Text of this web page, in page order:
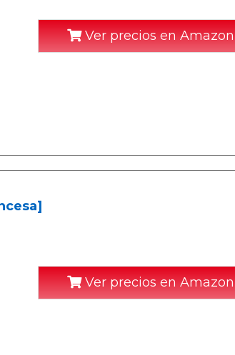
Ver precios en Amazon
Ver precios en Amazon